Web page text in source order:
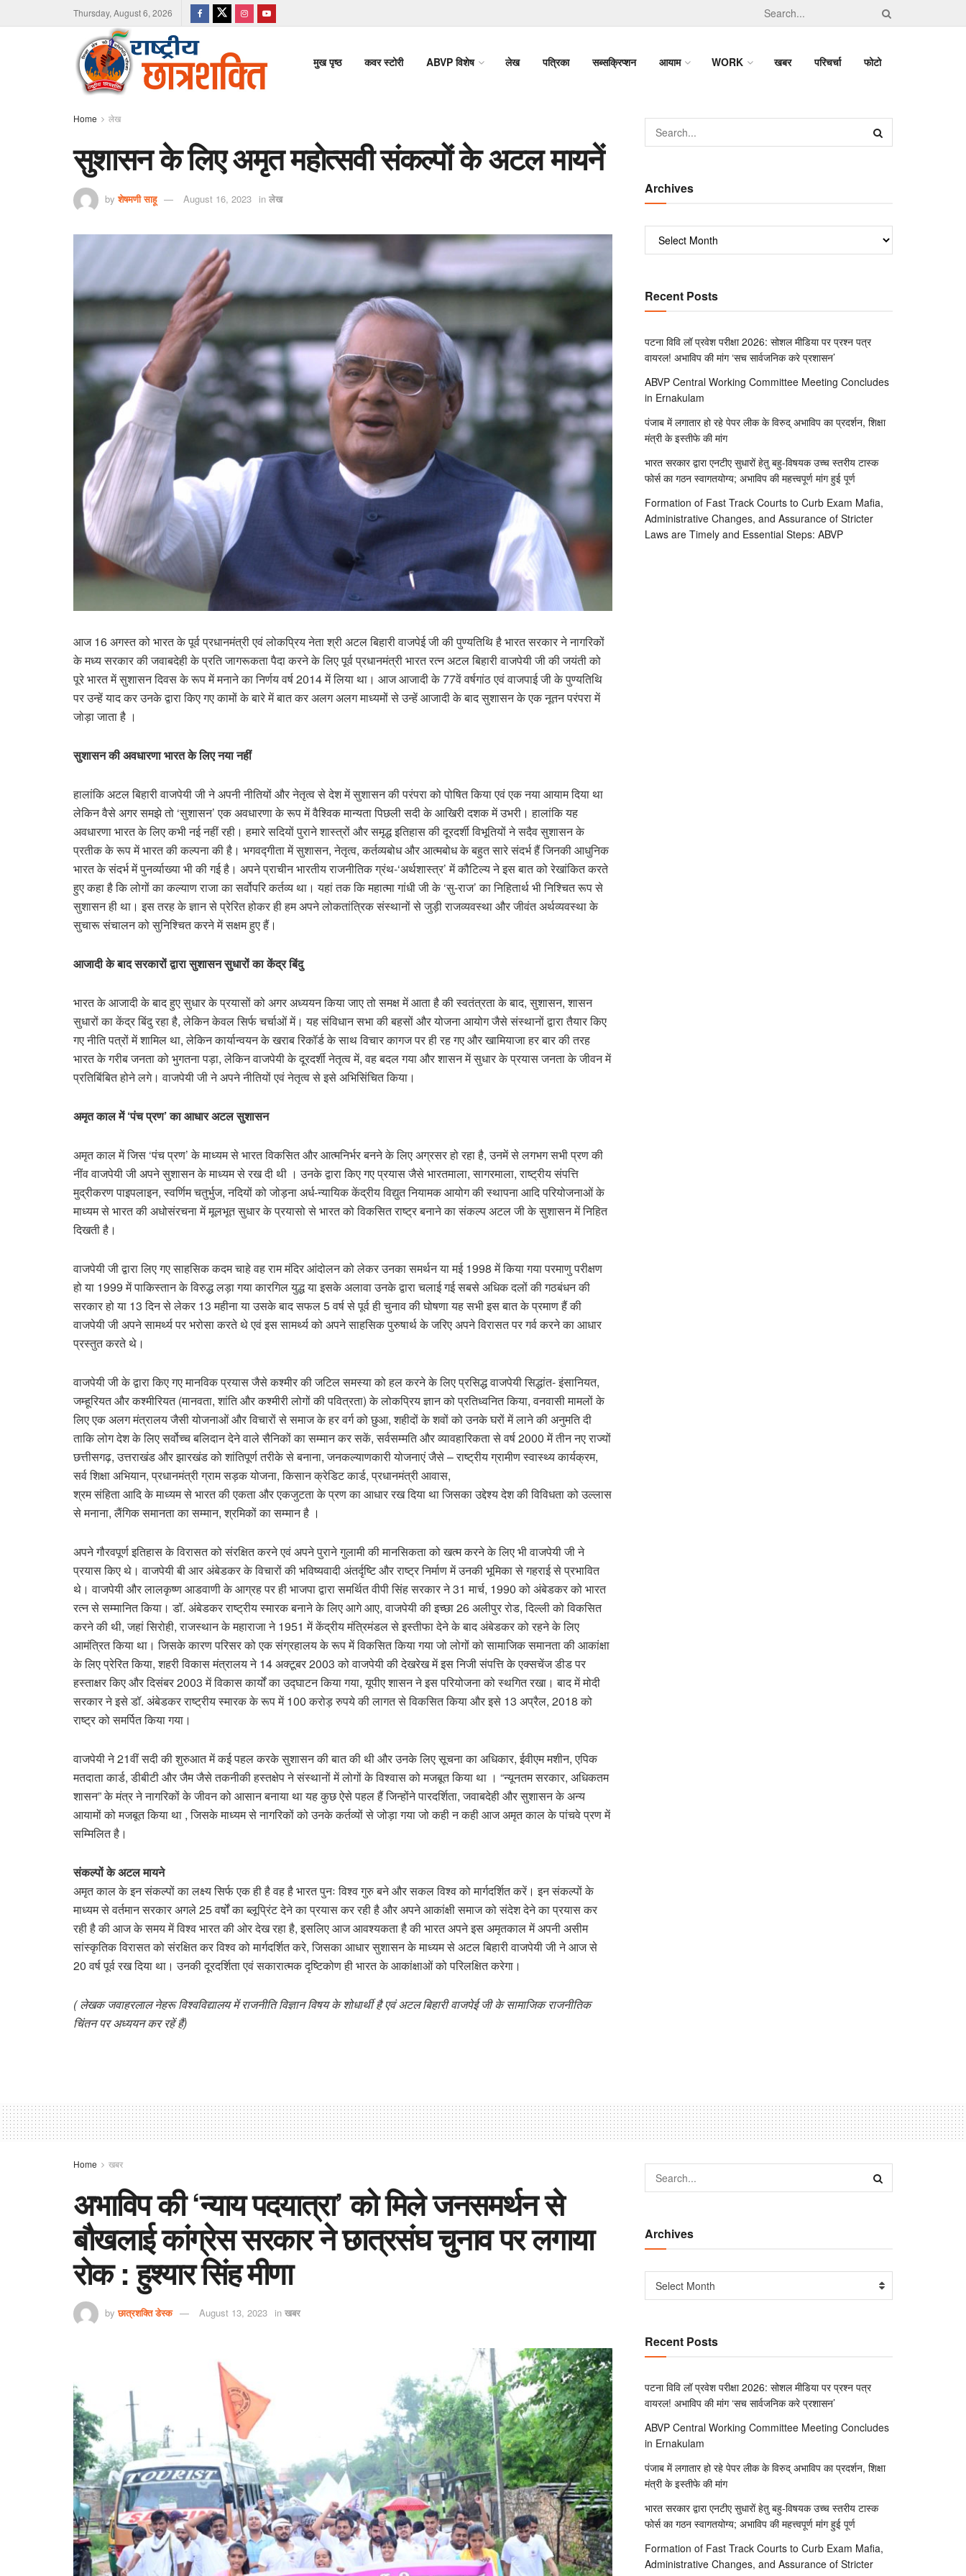
Thursday, August 6, 2026
मुख पृष्ठ कवर स्टोरी ABVP विशेष लेख पत्रिका सब्सक्रिप्शन आयाम WORK खबर परिचर्चा फोटो
Home लेख
सुशासन के लिए अमृत महोत्सवी संकल्पों के अटल मायनें
by शेषमणी साहू August 16, 2023 in लेख
आज 16 अगस्त को भारत के पूर्व प्रधानमंत्री एवं लोकप्रिय नेता श्री अटल बिहारी वाजपेई जी की पुण्यतिथि है भारत सरकार ने नागरिकों
के मध्य सरकार की जवाबदेही के प्रति जागरूकता पैदा करने के लिए पूर्व प्रधानमंत्री भारत रत्न अटल बिहारी वाजपेयी जी की जयंती को
पूरे भारत में सुशासन दिवस के रूप में मनाने का निर्णय वर्ष 2014 में लिया था। आज आजादी के 77वें वर्षगांठ एवं वाजपाई जी के पुण्यतिथि
पर उन्हें याद कर उनके द्वारा किए गए कामों के बारे में बात कर अलग अलग माध्यमों से उन्हें आजादी के बाद सुशासन के एक नूतन परंपरा में
जोड़ा जाता है ।
सुशासन की अवधारणा भारत के लिए नया नहीं
हालांकि अटल बिहारी वाजपेयी जी ने अपनी नीतियों और नेतृत्व से देश में सुशासन की परंपरा को पोषित किया एवं एक नया आयाम दिया था
लेकिन वैसे अगर समझे तो ‘सुशासन’ एक अवधारणा के रूप में वैश्विक मान्यता पिछली सदी के आखिरी दशक में उभरी। हालांकि यह
अवधारणा भारत के लिए कभी नई नहीं रही। हमारे सदियों पुराने शास्त्रों और समृद्ध इतिहास की दूरदर्शी विभूतियों ने सदैव सुशासन के
प्रतीक के रूप में भारत की कल्पना की है। भगवद्गीता में सुशासन, नेतृत्व, कर्तव्यबोध और आत्मबोध के बहुत सारे संदर्भ हैं जिनकी आधुनिक
भारत के संदर्भ में पुनर्व्याख्या भी की गई है। अपने प्राचीन भारतीय राजनीतिक ग्रंथ-‘अर्थशास्त्र’ में कौटिल्य ने इस बात को रेखांकित करते
हुए कहा है कि लोगों का कल्याण राजा का सर्वोपरि कर्तव्य था। यहां तक कि महात्मा गांधी जी के ‘सु-राज’ का निहितार्थ भी निश्चित रूप से
सुशासन ही था। इस तरह के ज्ञान से प्रेरित होकर ही हम अपने लोकतांत्रिक संस्थानों से जुड़ी राजव्यवस्था और जीवंत अर्थव्यवस्था के
सुचारू संचालन को सुनिश्चित करने में सक्षम हुए हैं।
आजादी के बाद सरकारों द्वारा सुशासन सुधारों का केंद्र बिंदु
भारत के आजादी के बाद हुए सुधार के प्रयासों को अगर अध्ययन किया जाए तो समक्ष में आता है की स्वतंत्रता के बाद, सुशासन, शासन
सुधारों का केंद्र बिंदु रहा है, लेकिन केवल सिर्फ चर्चाओं में। यह संविधान सभा की बहसों और योजना आयोग जैसे संस्थानों द्वारा तैयार किए
गए नीति पत्रों में शामिल था, लेकिन कार्यान्वयन के खराब रिकॉर्ड के साथ विचार कागज पर ही रह गए और खामियाजा हर बार की तरह
भारत के गरीब जनता को भुगतना पड़ा, लेकिन वाजपेयी के दूरदर्शी नेतृत्व में, वह बदल गया और शासन में सुधार के प्रयास जनता के जीवन में
प्रतिबिंबित होने लगे। वाजपेयी जी ने अपने नीतियों एवं नेतृत्व से इसे अभिसिंचित किया।
अमृत काल में ‘पंच प्रण’ का आधार अटल सुशासन
अमृत काल में जिस ‘पंच प्रण’ के माध्यम से भारत विकसित और आत्मनिर्भर बनने के लिए अग्रसर हो रहा है, उनमें से लगभग सभी प्रण की
नींव वाजपेयी जी अपने सुशासन के माध्यम से रख दी थी । उनके द्वारा किए गए प्रयास जैसे भारतमाला, सागरमाला, राष्ट्रीय संपत्ति
मुद्रीकरण पाइपलाइन, स्वर्णिम चतुर्भुज, नदियों को जोड़ना अर्ध-न्यायिक केंद्रीय विद्युत नियामक आयोग की स्थापना आदि परियोजनाओं के
माध्यम से भारत की अधोसंरचना में मूलभूत सुधार के प्रयासो से भारत को विकसित राष्ट्र बनाने का संकल्प अटल जी के सुशासन में निहित
दिखती है।
वाजपेयी जी द्वारा लिए गए साहसिक कदम चाहे वह राम मंदिर आंदोलन को लेकर उनका समर्थन या मई 1998 में किया गया परमाणु परीक्षण
हो या 1999 में पाकिस्तान के विरुद्ध लड़ा गया कारगिल युद्ध या इसके अलावा उनके द्वारा चलाई गई सबसे अधिक दलों की गठबंधन की
सरकार हो या 13 दिन से लेकर 13 महीना या उसके बाद सफल 5 वर्ष से पूर्व ही चुनाव की घोषणा यह सभी इस बात के प्रमाण हैं की
वाजपेयी जी अपने सामर्थ्य पर भरोसा करते थे एवं इस सामर्थ्य को अपने साहसिक पुरुषार्थ के जरिए अपने विरासत पर गर्व करने का आधार
प्रस्तुत करते थे।
वाजपेयी जी के द्वारा किए गए मानविक प्रयास जैसे कश्मीर की जटिल समस्या को हल करने के लिए प्रसिद्ध वाजपेयी सिद्धांत- इंसानियत,
जम्हूरियत और कश्मीरियत (मानवता, शांति और कश्मीरी लोगों की पवित्रता) के लोकप्रिय ज्ञान को प्रतिध्वनित किया, वनवासी मामलों के
लिए एक अलग मंत्रालय जैसी योजनाओं और विचारों से समाज के हर वर्ग को छुआ, शहीदों के शवों को उनके घरों में लाने की अनुमति दी
ताकि लोग देश के लिए सर्वोच्च बलिदान देने वाले सैनिकों का सम्मान कर सकें, सर्वसम्मति और व्यावहारिकता से वर्ष 2000 में तीन नए राज्यों
छत्तीसगढ़, उत्तराखंड और झारखंड को शांतिपूर्ण तरीके से बनाना, जनकल्याणकारी योजनाएं जैसे – राष्ट्रीय ग्रामीण स्वास्थ्य कार्यक्रम,
सर्व शिक्षा अभियान, प्रधानमंत्री ग्राम सड़क योजना, किसान क्रेडिट कार्ड, प्रधानमंत्री आवास,
श्रम संहिता आदि के माध्यम से भारत की एकता और एकजुटता के प्रण का आधार रख दिया था जिसका उद्देश्य देश की विविधता को उल्लास
से मनाना, लैंगिक समानता का सम्मान, श्रमिकों का सम्मान है ।
अपने गौरवपूर्ण इतिहास के विरासत को संरक्षित करने एवं अपने पुराने गुलामी की मानसिकता को खत्म करने के लिए भी वाजपेयी जी ने
प्रयास किए थे। वाजपेयी बी आर अंबेडकर के विचारों की भविष्यवादी अंतर्दृष्टि और राष्ट्र निर्माण में उनकी भूमिका से गहराई से प्रभावित
थे। वाजपेयी और लालकृष्ण आडवाणी के आग्रह पर ही भाजपा द्वारा समर्थित वीपी सिंह सरकार ने 31 मार्च, 1990 को अंबेडकर को भारत
रत्न से सम्मानित किया। डॉ. अंबेडकर राष्ट्रीय स्मारक बनाने के लिए आगे आए, वाजपेयी की इच्छा 26 अलीपुर रोड, दिल्ली को विकसित
करने की थी, जहां सिरोही, राजस्थान के महाराजा ने 1951 में केंद्रीय मंत्रिमंडल से इस्तीफा देने के बाद अंबेडकर को रहने के लिए
आमंत्रित किया था। जिसके कारण परिसर को एक संग्रहालय के रूप में विकसित किया गया जो लोगों को सामाजिक समानता की आकांक्षा
के लिए प्रेरित किया, शहरी विकास मंत्रालय ने 14 अक्टूबर 2003 को वाजपेयी की देखरेख में इस निजी संपत्ति के एक्सचेंज डीड पर
हस्ताक्षर किए और दिसंबर 2003 में विकास कार्यों का उद्घाटन किया गया, यूपीए शासन ने इस परियोजना को स्थगित रखा। बाद में मोदी
सरकार ने इसे डॉ. अंबेडकर राष्ट्रीय स्मारक के रूप में 100 करोड़ रुपये की लागत से विकसित किया और इसे 13 अप्रैल, 2018 को
राष्ट्र को समर्पित किया गया।
वाजपेयी ने 21वीं सदी की शुरुआत में कई पहल करके सुशासन की बात की थी और उनके लिए सूचना का अधिकार, ईवीएम मशीन, एपिक
मतदाता कार्ड, डीबीटी और जैम जैसे तकनीकी हस्तक्षेप ने संस्थानों में लोगों के विश्वास को मजबूत किया था । “न्यूनतम सरकार, अधिकतम
शासन” के मंत्र ने नागरिकों के जीवन को आसान बनाया था यह कुछ ऐसे पहल हैं जिन्होंने पारदर्शिता, जवाबदेही और सुशासन के अन्य
आयामों को मजबूत किया था , जिसके माध्यम से नागरिकों को उनके कर्तव्यों से जोड़ा गया जो कही न कही आज अमृत काल के पांचवे प्रण में
सम्मिलित है।
संकल्पों के अटल मायने
अमृत काल के इन संकल्पों का लक्ष्य सिर्फ एक ही है वह है भारत पुनः विश्व गुरु बने और सकल विश्व को मार्गदर्शित करें। इन संकल्पों के
माध्यम से वर्तमान सरकार अगले 25 वर्षों का ब्लूप्रिंट देने का प्रयास कर रही है और अपने आकांक्षी समाज को संदेश देने का प्रयास कर
रही है की आज के समय में विश्व भारत की ओर देख रहा है, इसलिए आज आवश्यकता है की भारत अपने इस अमृतकाल में अपनी असीम
सांस्कृतिक विरासत को संरक्षित कर विश्व को मार्गदर्शित करे, जिसका आधार सुशासन के माध्यम से अटल बिहारी वाजपेयी जी ने आज से
20 वर्ष पूर्व रख दिया था। उनकी दूरदर्शिता एवं सकारात्मक दृष्टिकोण ही भारत के आकांक्षाओं को परिलक्षित करेगा।
( लेखक जवाहरलाल नेहरू विश्वविद्यालय में राजनीति विज्ञान विषय के शोधार्थी है एवं अटल बिहारी वाजपेई जी के सामाजिक राजनीतिक
चिंतन पर अध्ययन कर रहें हैं)
Archives
Recent Posts
पटना विवि लॉ प्रवेश परीक्षा 2026: सोशल मीडिया पर प्रश्न पत्र
वायरल! अभाविप की मांग ‘सच सार्वजनिक करे प्रशासन’
ABVP Central Working Committee Meeting Concludes
in Ernakulam
पंजाब में लगातार हो रहे पेपर लीक के विरुद् अभाविप का प्रदर्शन, शिक्षा
मंत्री के इस्तीफे की मांग
भारत सरकार द्वारा एनटीए सुधारों हेतु बहु-विषयक उच्च स्तरीय टास्क
फोर्स का गठन स्वागतयोग्य; अभाविप की महत्त्वपूर्ण मांग हुई पूर्ण
Formation of Fast Track Courts to Curb Exam Mafia,
Administrative Changes, and Assurance of Stricter
Laws are Timely and Essential Steps: ABVP
Home खबर
अभाविप की ‘न्याय पदयात्रा’ को मिले जनसमर्थन से
बौखलाई कांग्रेस सरकार ने छात्रसंघ चुनाव पर लगाया
रोक : हुश्यार सिंह मीणा
by छात्रशक्ति डेस्क August 13, 2023 in खबर
Archives
Select Month
Recent Posts
पटना विवि लॉ प्रवेश परीक्षा 2026: सोशल मीडिया पर प्रश्न पत्र
वायरल! अभाविप की मांग ‘सच सार्वजनिक करे प्रशासन’
ABVP Central Working Committee Meeting Concludes
in Ernakulam
पंजाब में लगातार हो रहे पेपर लीक के विरुद् अभाविप का प्रदर्शन, शिक्षा
मंत्री के इस्तीफे की मांग
भारत सरकार द्वारा एनटीए सुधारों हेतु बहु-विषयक उच्च स्तरीय टास्क
फोर्स का गठन स्वागतयोग्य; अभाविप की महत्त्वपूर्ण मांग हुई पूर्ण
Formation of Fast Track Courts to Curb Exam Mafia,
Administrative Changes, and Assurance of Stricter